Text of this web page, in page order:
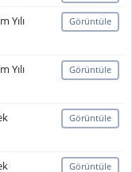
Yılı Görüntüle
Yılı Görüntüle
Görüntüle
Görüntüle